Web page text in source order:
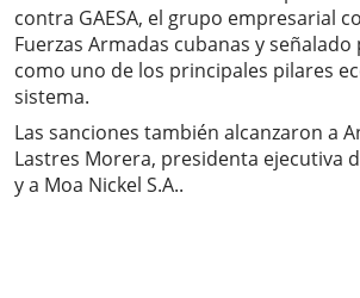
contra GAESA, el grupo empresarial
Fuerzas Armadas cubanas y
como uno de los principales pilares
sistema.
Las sanciones también alcanzaron a
Lastres Morera, presidenta ejecutiva
y a Moa Nickel S.A..